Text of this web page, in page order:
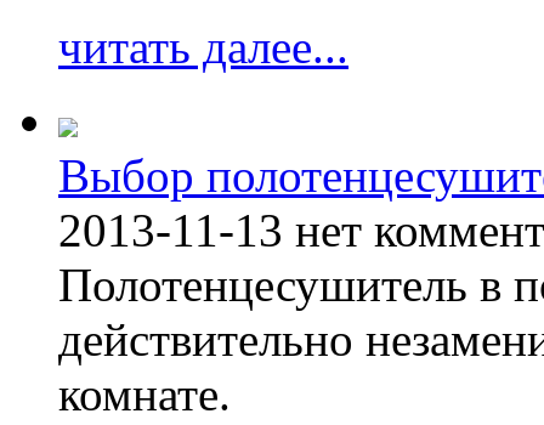
читать далее...
Выбор
2013-11-13 нет
Полотенцесушитель в
действительно
комнате.